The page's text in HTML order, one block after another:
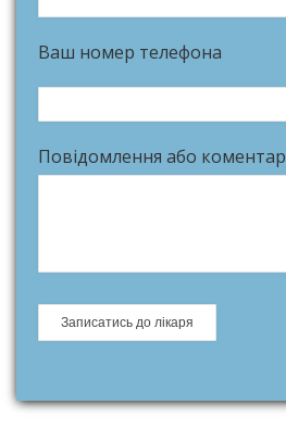
Ваш номер телефона
Повідомлення або коментар